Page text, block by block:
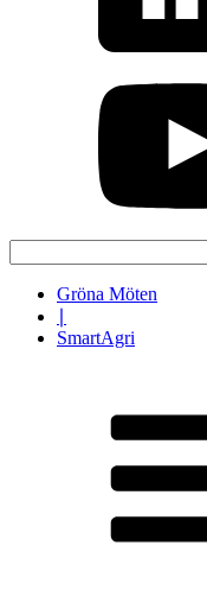
efter:
Gröna Möten
SmartAgri